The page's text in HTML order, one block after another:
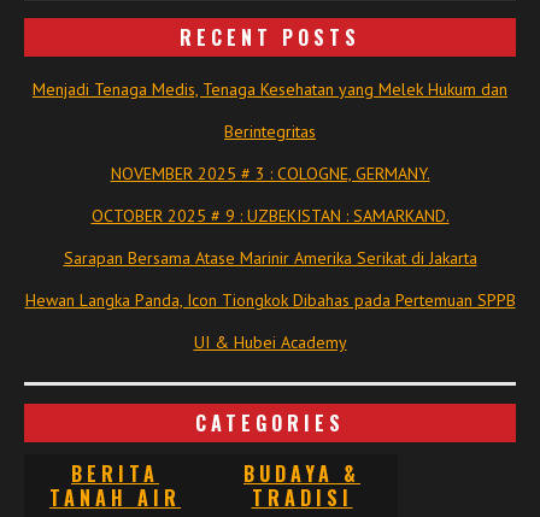
RECENT POSTS
Menjadi Tenaga Medis, Tenaga Kesehatan yang Melek Hukum dan
Berintegritas
NOVEMBER 2025 # 3 : COLOGNE, GERMANY.
OCTOBER 2025 # 9 : UZBEKISTAN : SAMARKAND.
Sarapan Bersama Atase Marinir Amerika Serikat di Jakarta
Hewan Langka Panda, Icon Tiongkok Dibahas pada Pertemuan SPPB
UI & Hubei Academy
CATEGORIES
BERITA
TANAH AIR
BUDAYA &
TRADISI